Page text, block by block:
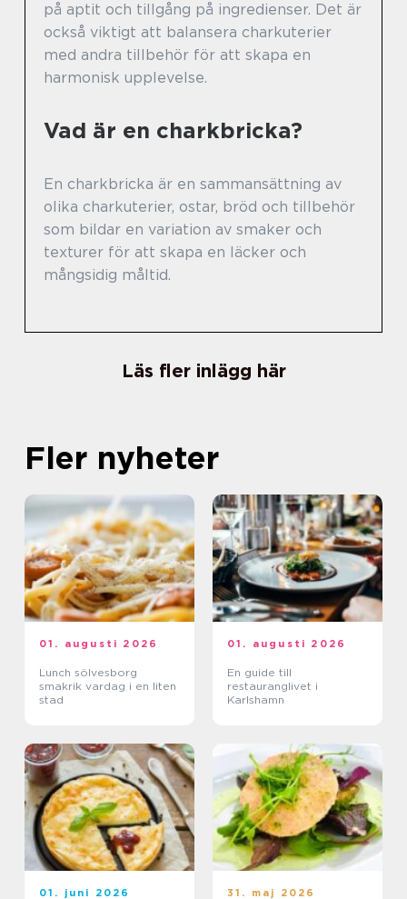
på aptit och tillgång på ingredienser. Det är
också viktigt att balansera charkuterier
med andra tillbehör för att skapa en
harmonisk upplevelse.
Vad är en charkbricka?
En charkbricka är en sammansättning av
olika charkuterier, ostar, bröd och tillbehör
som bildar en variation av smaker och
texturer för att skapa en läcker och
mångsidig måltid.
Läs fler inlägg här
Fler nyheter
01. augusti 2026
Lunch sölvesborg
smakrik vardag i en liten
stad
01. augusti 2026
En guide till
restauranglivet i
Karlshamn
01. juni 2026 31. maj 2026